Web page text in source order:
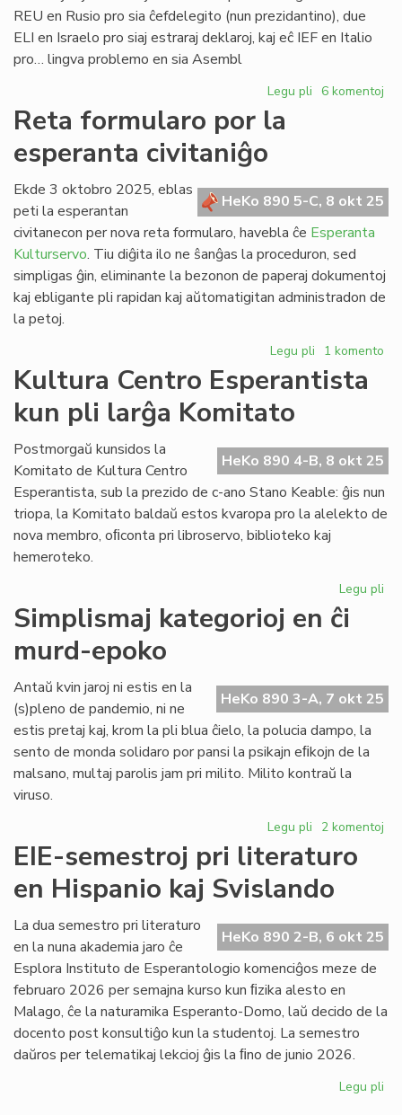
REU en Rusio pro sia ĉefdelegito (nun prezidantino), due
ELI en Israelo pro siaj estraraj deklaroj, kaj eĉ IEF en Italio
pro… lingva problemo en sia Asembl
Legu pli pri
rusa,
israela,
eĉ
itala
6 komentoj
Reta formularo por la
esperanta civitaniĝo
HeKo 890 5-C, 8 okt 25
Ekde 3 oktobro 2025, eblas
peti la esperantan
civitanecon per nova reta formularo, havebla ĉe Esperanta
Kulturservo. Tiu diĝita ilo ne ŝanĝas la proceduron, sed
simpligas ĝin, eliminante la bezonon de paperaj dokumentoj
kaj ebligante pli rapidan kaj aŭtomatigitan administradon de
la petoj.
Legu pli pri
Reta
formularo
esperanta
civitaniĝo
1 komento
Kultura Centro Esperantista
kun pli larĝa Komitato
HeKo 890 4-B, 8 okt 25
Postmorgaŭ kunsidos la
Komitato de Kultura Centro
Esperantista, sub la prezido de c-ano Stano Keable: ĝis nun
triopa, la Komitato baldaŭ estos kvaropa pro la alelekto de
nova membro, oﬁconta pri libroservo, biblioteko kaj
hemeroteko.
Legu pli
pli
Simplismaj kategorioj en ĉi
murd-epoko
HeKo 890 3-A, 7 okt 25
Antaŭ kvin jaroj ni estis en la
(s)pleno de pandemio, ni ne
estis pretaj kaj, krom la pli blua ĉielo, la polucia dampo, la
sento de monda solidaro por pansi la psikajn eﬁkojn de la
malsano, multaj parolis jam pri milito. Milito kontraŭ la
viruso.
Legu pli pri
kategorioj
en
ĉi
murd-
epoko
2 komentoj
EIE-semestroj pri literaturo
en Hispanio kaj Svislando
HeKo 890 2-B, 6 okt 25
La dua semestro pri literaturo
en la nuna akademia jaro ĉe
Esplora Instituto de Esperantologio komenciĝos meze de
februaro 2026 per semajna kurso kun ﬁzika alesto en
Malago, ĉe la naturamika Esperanto-Domo, laŭ decido de la
docento post konsultiĝo kun la studentoj. La semestro
daŭros per telematikaj lekcioj ĝis la ﬁno de junio 2026.
Legu pli